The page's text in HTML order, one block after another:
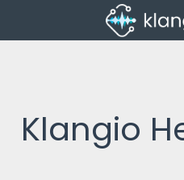
Klangio